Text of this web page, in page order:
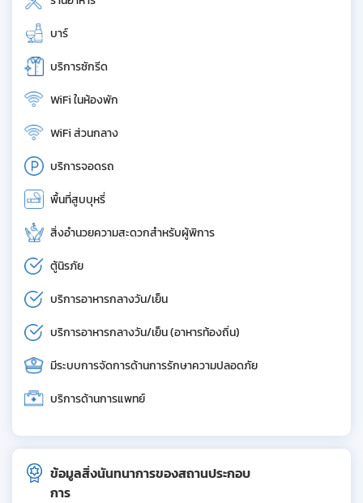
บาร์
บริการซักรีด
WiFi ในห้องพัก
WiFi ส่วนกลาง
บริการจอดรถ
พื้นที่สูบบุหรี่
สิ่งอำนวยความสะดวกสำหรับผู้พิการ
ตู้นิรภัย
บริการอาหารกลางวัน/เย็น
บริการอาหารกลางวัน/เย็น (อาหารท้องถิ่น)
มีระบบการจัดการด้านการรักษาความปลอดภัย
บริการด้านการแพทย์
ข้อมูลสิ่งนันทนาการของสถานประกอบ
การ